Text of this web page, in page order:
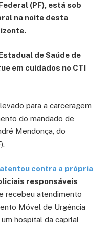
(PF), está sob
na noite desta
de Saúde de
em cuidados no CTI
para a carceragem
do mandado de
Mendonça, do
atentou contra a própria
responsáveis
recebeu atendimento
Móvel de Urgência
hospital da capital